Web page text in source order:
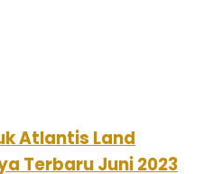
Atlantis Land
Terbaru Juni 2023